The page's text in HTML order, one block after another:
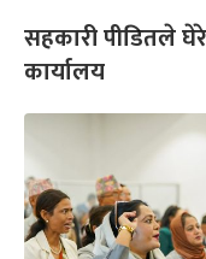
सहकारी पीडितले घेरे
कार्यालय